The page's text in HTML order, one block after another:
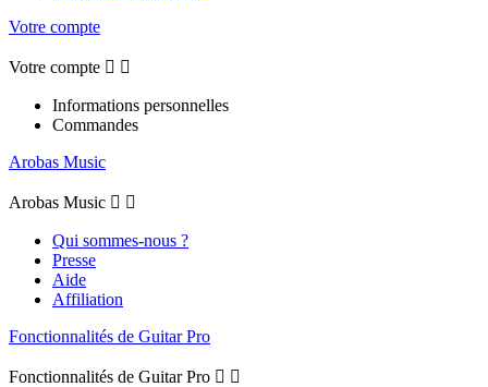
Votre compte
Votre compte  
Informations personnelles
Commandes
Arobas Music
Arobas Music  
Qui sommes-nous ?
Presse
Aide
Affiliation
Fonctionnalités de Guitar Pro
Fonctionnalités de Guitar Pro  